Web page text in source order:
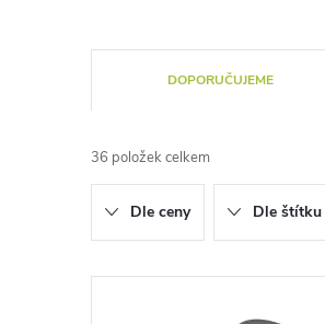
a
z
e
n
DOPORUČUJEME
36 položek celkem
Dle ceny Dle štítku